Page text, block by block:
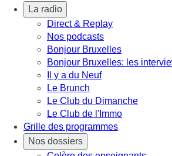
La radio
Direct & Replay
Nos podcasts
Bonjour Bruxelles
Bonjour Bruxelles: les
Il y a du Neuf
Le Brunch
Le Club du Dimanche
Le Club de l'Immo
Grille des programmes
Nos dossiers